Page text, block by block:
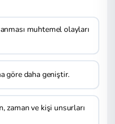
muhtemel olayları
göre daha geniştir.
zaman ve kişi unsurları